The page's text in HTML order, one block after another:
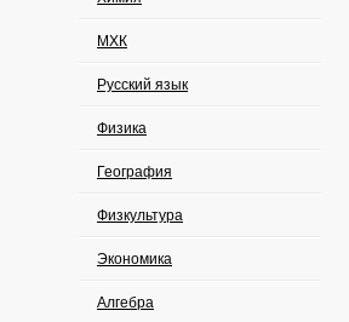
МХК
Русский язык
Физика
География
Физкультура
Экономика
Алгебра